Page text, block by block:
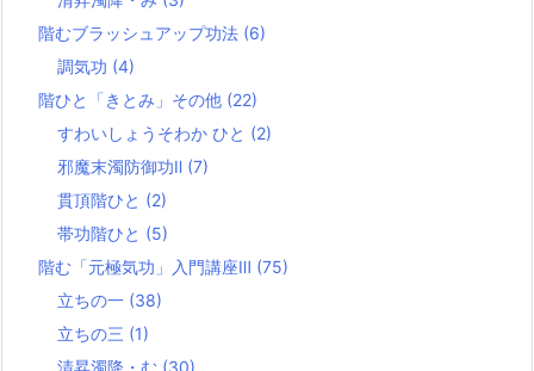
階むブラッシュアップ功法 (6)
調気功 (4)
階ひと「きとみ」その他 (22)
すわいしょうそわか ひと (2)
邪魔末濁防御功Ⅱ (7)
貫頂階ひと (2)
帯功階ひと (5)
階む「元極気功」入門講座Ⅲ (75)
立ちの一 (38)
立ちの三 (1)
清昇濁降・む (30)